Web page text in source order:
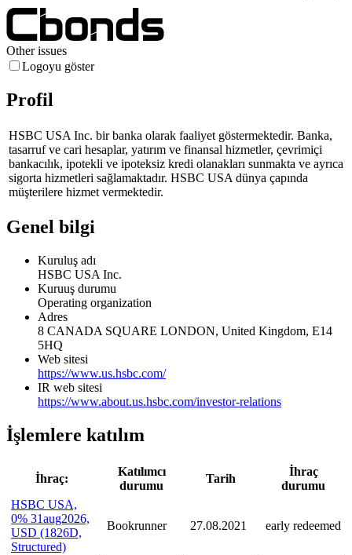
Other issues
Logoyu göster
Profil
HSBC USA Inc. bir banka olarak faaliyet göstermektedir. Banka,
tasarruf ve cari hesaplar, yatırım ve finansal hizmetler, çevrimiçi
bankacılık, ipotekli ve ipoteksiz kredi olanakları sunmakta ve ayrıca
sigorta hizmetleri sağlamaktadır. HSBC USA dünya çapında
müşterilere hizmet vermektedir.
Genel bilgi
Kuruluş adı
HSBC USA Inc.
Kuruuş durumu
Operating organization
Adres
8 CANADA SQUARE LONDON, United Kingdom, E14
5HQ
Web sitesi
https://www.us.hsbc.com/
IR web sitesi
https://www.about.us.hsbc.com/investor-relations
İşlemlere katılım
İhraç:
Katılımcı
durumu
Tarih
İhraç
durumu
HSBC USA,
0% 31aug2026,
USD (1826D,
Structured)
Bookrunner 27.08.2021 early redeemed